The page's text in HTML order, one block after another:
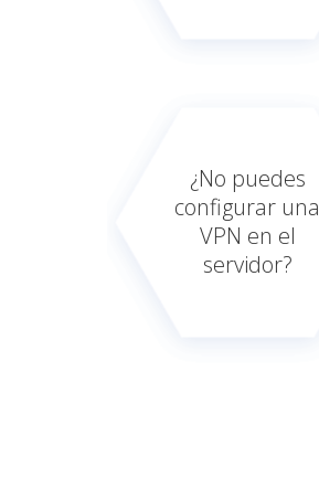
¿No puedes
configurar una
VPN en el
servidor?